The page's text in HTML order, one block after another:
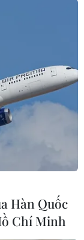
hai vợ chồng
do anh
điều khiển,
Hàn Quốc
Chí Minh